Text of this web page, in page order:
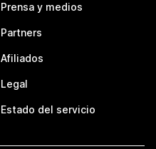
Prensa y medios
Partners
Afiliados
Legal
Estado del servicio